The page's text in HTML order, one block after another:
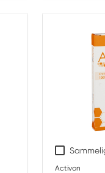
Activon